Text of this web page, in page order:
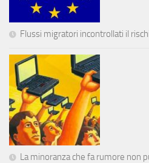
Flussi migratori incontrollati il
La minoranza che fa rumore non